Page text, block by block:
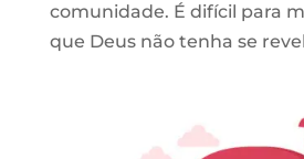
comunidade. É difícil para
que Deus não tenha se